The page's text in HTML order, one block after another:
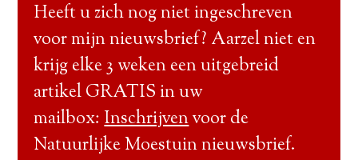
Heeft u zich nog niet ingeschreven
voor mijn nieuwsbrief? Aarzel niet en
krijg elke 3 weken een uitgebreid
artikel GRATIS in uw
mailbox:Inschrijvenvoor de
Natuurlijke Moestuin nieuwsbrief.